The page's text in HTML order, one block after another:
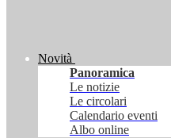
Novità
Panoramica
Le notizie
Le circolari
Calendario eventi
Albo online